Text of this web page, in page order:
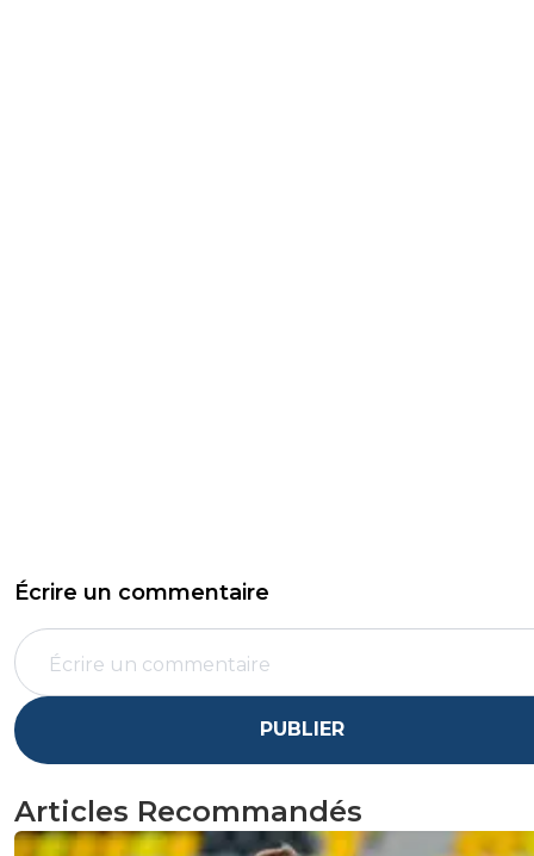
Écrire un commentaire
PUBLIER
Articles Recommandés